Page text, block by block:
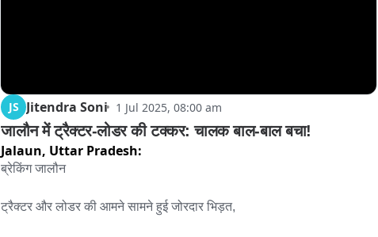
JS Jitendra Soni 1 Jul 2025, 08:00 am
जालौन में ट्रैक्टर-लोडर की टक्कर: चालक बाल-बाल बचा!
Jalaun, Uttar Pradesh:
ब्रेकिंग जालौन
ट्रैक्टर और लोडर की आमने सामने हुई जोरदार भिड़त,